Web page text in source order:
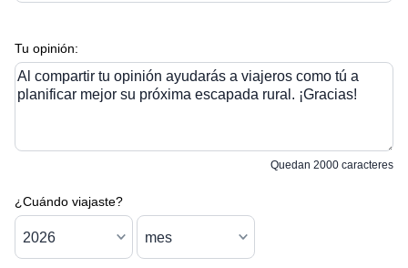
Tu opinión:
Al compartir tu opinión ayudarás a viajeros como tú a
planificar mejor su próxima escapada rural. ¡Gracias!
Quedan 2000 caracteres
¿Cuándo viajaste?